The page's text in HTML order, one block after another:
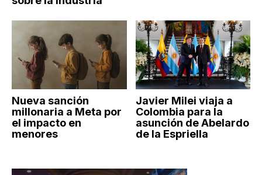
Nueva sanción
millonaria a Meta por
el impacto en
menores
Javier Milei viaja a
Colombia para la
asunción de Abelardo
de la Espriella